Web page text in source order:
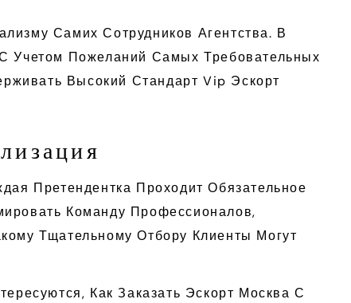
Самих Сотрудников Агентства. В
Учетом Пожеланий Самых Требовательных
Высокий Стандарт Vip Эскорт
Претендентка Проходит Обязательное
Команду Профессионалов,
Тщательному Отбору Клиенты Могут
Как Заказать Эскорт Москва С